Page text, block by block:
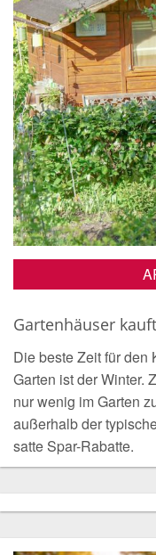
Gartenhäuser
Die beste Zeit für den
Garten ist der Winter.
nur wenig im Garten
außerhalb der
satte Spar-Rabatte.